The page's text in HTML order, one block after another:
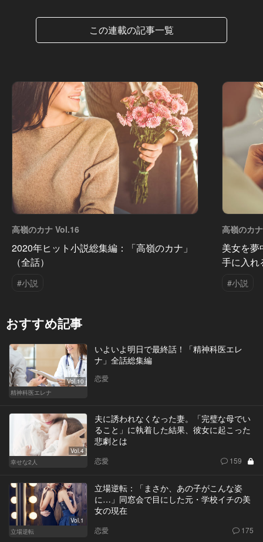
この連載の記事一覧
高嶺のカナ Vol.16
2020年ヒット小説総集編：「高嶺のカナ」
（全話）
#小説
高嶺のカ
美女を
手に入れ
#小説
おすすめ記事
Vol.10
精神科医エレナ
いよいよ明日で最終話！「精神科医エレ
ナ」全話総集編
恋愛
Vol.4
幸せな2人
夫に誘われなくなった妻。「完璧な母でい
ること」に執着した結果、彼女に起こった
悲劇とは
恋愛 159
Vol.1
立場逆転
立場逆転：「まさか、あの子がこんな姿
に…」同窓会で目にした元・学校イチの美
女の現在
恋愛 175